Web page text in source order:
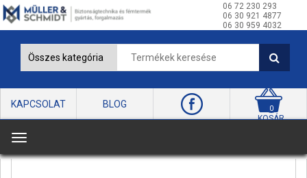
06 72 230 293
06 30 921 4877
06 30 959 4032
KAPCSOLAT BLOG 0
KOSÁR
T
o